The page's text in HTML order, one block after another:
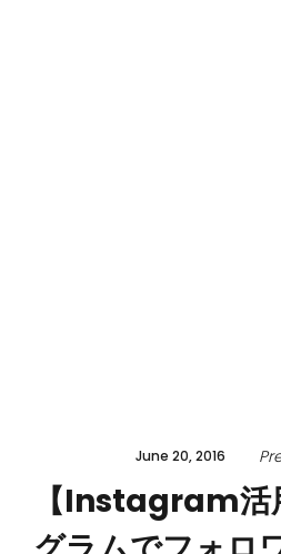
June 20, 2016
【Instagram活